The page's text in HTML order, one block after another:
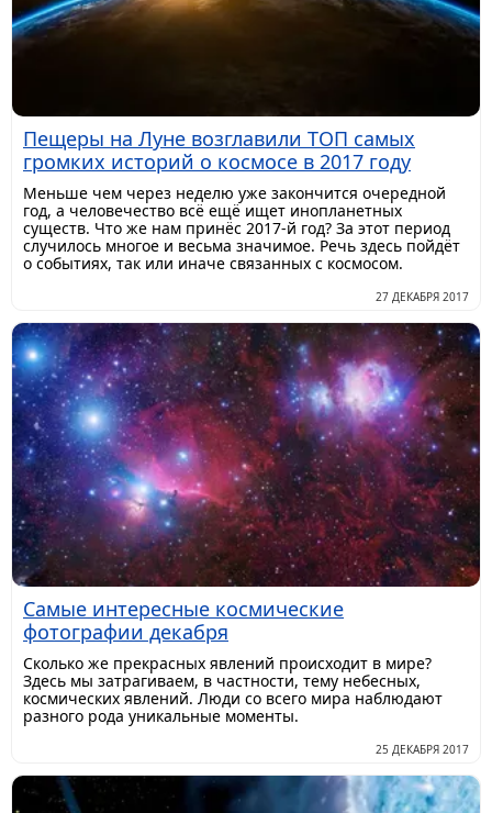
Пещеры на Луне возглавили ТОП самых
громких историй о космосе в 2017 году
Меньше чем через неделю уже закончится очередной
год, а человечество всё ещё ищет инопланетных
существ. Что же нам принёс 2017-й год? За этот период
случилось многое и весьма значимое. Речь здесь пойдёт
о событиях, так или иначе связанных с космосом.
27 ДЕКАБРЯ 2017
Самые интересные космические
фотографии декабря
Сколько же прекрасных явлений происходит в мире?
Здесь мы затрагиваем, в частности, тему небесных,
космических явлений. Люди со всего мира наблюдают
разного рода уникальные моменты.
25 ДЕКАБРЯ 2017